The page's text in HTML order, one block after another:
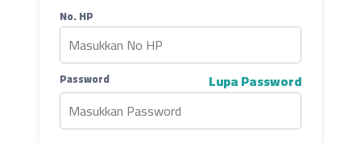
No. HP
Password Lupa Password